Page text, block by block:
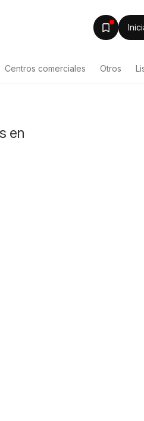
Centros comerciales Otros
en